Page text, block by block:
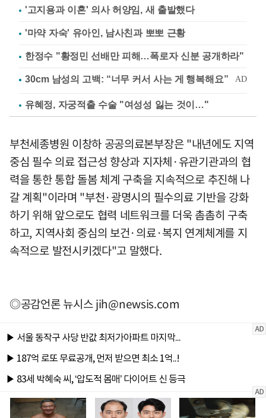
'고지용과 이혼' 의사 허양임, 새 출발했다
'마약 자숙' 유아인, 남사친과 뽀뽀 근황
한정수 "황정민 선배만 피해…폭로자 신분 공개하라"
유혜정, 자궁적출 수술 "여성성 잃는 것이…"
부천세종병원 이창하 공공의료본부장은 "내년에도 지역
중심 필수 의료 접근성 향상과 지자체·유관기관과의 협
력을 통한 통합 돌봄 체계 구축을 지속적으로 추진해 나
갈 계획"이라며 "부천·광명시의 필수의료 기반을 강화
하기 위해 앞으로도 협력 네트워크를 더욱 촘촘히 구축
하고, 지역사회 중심의 보건·의료·복지 연계체계를 지
속적으로 발전시키겠다"고 말했다.
◎공감언론 뉴시스jih@newsis.com